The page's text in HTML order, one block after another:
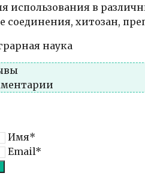
использования в
соединения, хитозан,
наука
Имя*
Email*